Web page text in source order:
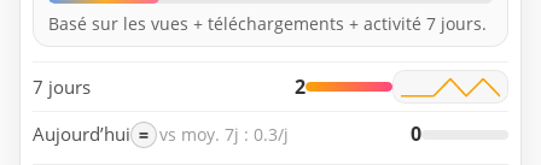
Basé sur les vues + téléchargements + activité 7 jours.
7 jours 2
Aujourd’hui = vs moy. 7j : 0.3/j 0